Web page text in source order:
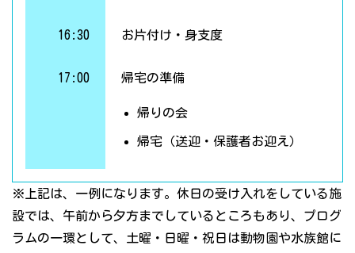
16:30 お片付け・身支度
17:00 帰宅の準備
帰りの会
帰宅（送迎・保護者お迎え）
※上記は、一例になります。休日の受け入れをしている施
設では、午前から夕方までしているところもあり、プログ
ラムの一環として、土曜・日曜・祝日は動物園や水族館に